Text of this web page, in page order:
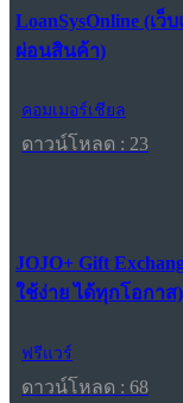
LoanSysOnline (เ
ผ่อนสินค้า)
คอมเมอร์เชียล
ดาวน์โหลด : 23
JOJO+ Gift
ใช้ง่าย ได้ทุกโอกาส)
ฟรีแวร์
ดาวน์โหลด : 68